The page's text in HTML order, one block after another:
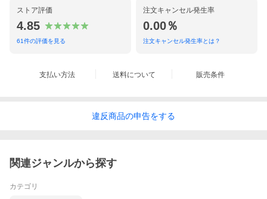
ストア評価
4.85
61件の評価を見る
注文キャンセル発生率
0.00％
注文キャンセル発生率とは？
支払い方法 送料について 販売条件
違反商品の申告をする
関連ジャンルから探す
カテゴリ